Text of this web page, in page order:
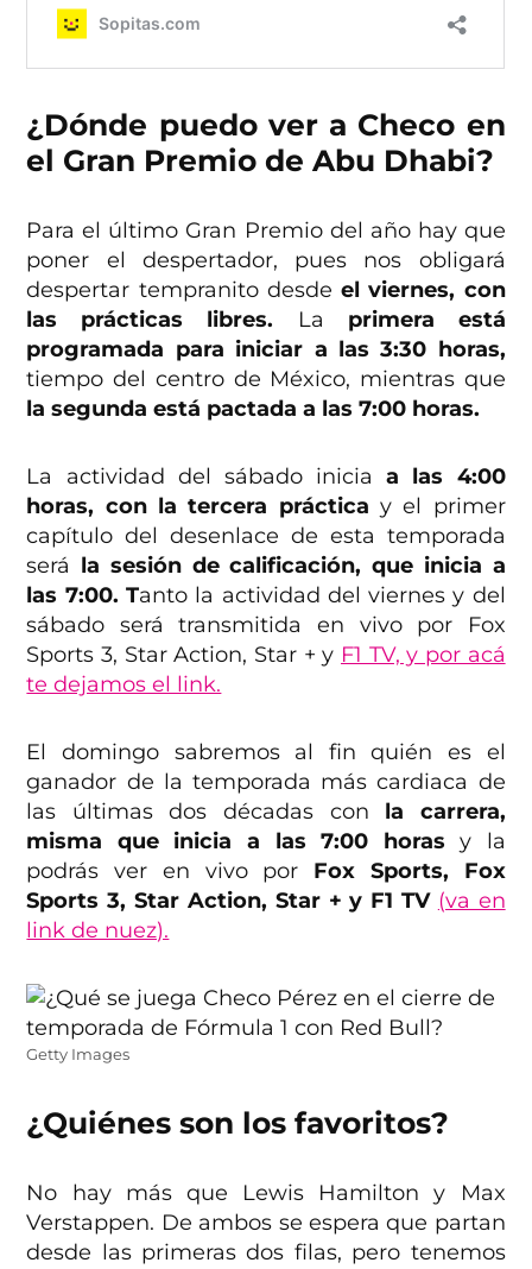
¿Dónde puedo ver a Checo en
el Gran Premio de Abu Dhabi?
Para el último Gran Premio del año hay que
poner el despertador, pues nos obligará
despertar tempranito desdeel viernes, con
las prácticas libres. La primera está
programada para iniciar a las 3:30 horas,
tiempo del centro de México, mientras que
la segunda está pactada a las 7:00 horas.
La actividad del sábado iniciaa las 4:00
horas, con la tercera práctica y el primer
capítulo del desenlace de esta temporada
será la sesión de calificación, que inicia a
las 7:00. Tanto la actividad del viernes y del
sábado será transmitida en vivo por Fox
Sports 3, Star Action, Star + y F1 TV, y por acá
te dejamos el link.
El domingo sabremos al fin quién es el
ganador de la temporada más cardiaca de
las últimas dos décadas con la carrera,
misma que inicia a las 7:00 horas y la
podrás ver en vivo por Fox Sports, Fox
Sports 3, Star Action, Star + y F1 TV (va en
link de nuez).
Getty Images
¿Quiénes son los favoritos?
No hay más que Lewis Hamilton y Max
Verstappen. De ambos se espera que partan
desde las primeras dos filas, pero tenemos